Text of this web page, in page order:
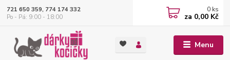
Menu
721 650 359, 774 174 332
Po - Pá: 9:00 - 18:00
0 ks
za 0,00 Kč